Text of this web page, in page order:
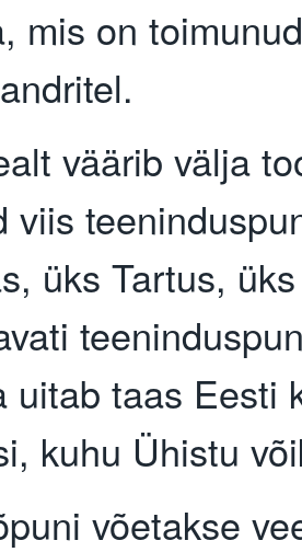
mis on
väärib välja
viis
üks Tartus,
uitab taas Eesti
kuhu Ühistu
võetakse